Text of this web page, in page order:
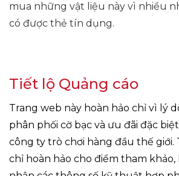
mua những vật liệu này vì nhiều
có được thẻ tín dụng.
Tiết lộ Quảng cáo
Trang web này hoàn hảo chỉ vì lý
phân phối cờ bạc và ưu đãi đặc
công ty trò chơi hàng đầu thế giới.
chỉ hoàn hảo cho điểm tham khảo,